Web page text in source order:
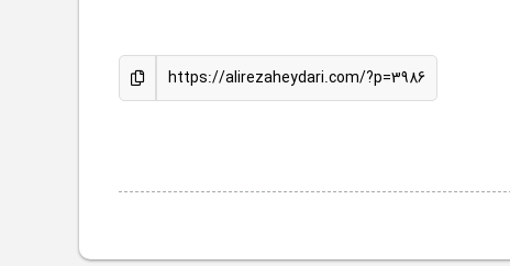
https://alirezaheydari.com/?p=3986